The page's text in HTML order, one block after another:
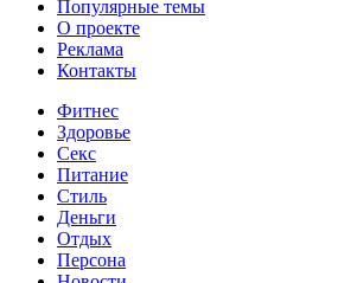
Популярные темы
О проекте
Реклама
Контакты
Фитнес
Здоровье
Секс
Питание
Стиль
Деньги
Отдых
Персона